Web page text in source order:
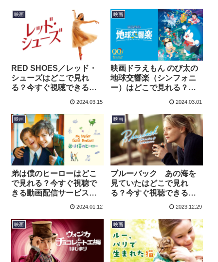
映画
RED SHOES／レッド・
シューズはどこで見れ
る？今すぐ視聴できる動
2024.03.15
映画
映画ドラえもん のび太の
地球交響楽（シンフォニ
ー）はどこで見れる？今
サービスを紹介！
2024.03.01
映画
弟は僕のヒーローはどこ
で見れる？今すぐ視聴で
きる動画配信サービスを
2024.01.12
映画
ブルーバック あの海を
見ていたはどこで見れ
る？今すぐ視聴できる動
画配信サービスを紹介！
2023.12.29
映画 映画